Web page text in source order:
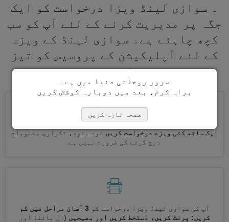
۔ سوازی لینڈ ویزا درخواست کو ایک
جگہ پر مدیریت کرنے کے لئے آپ کو سب
کچھ چاہئے ہے۔ سوازی لینڈ کے ویزہ
کے لئے آپلیکیشن کے پروسیس کو تیز
کریں۔
ایک ساتھ کئی ویزے درخواست کریںخود بخود، تکراری معلومات
درج کرنے کی ضرورت نہیں ہے
آپ کی سوازی لینڈ ویزا درخواست کو
3 آسان مراحل میں کم
کریں: پرنٹ کریں، دستخط کریں اور بھیجیں (ان بائنڈ اور
سرور روحانی دنیا میں ہے۔
براہ کرم، بعد میں دوبارہ کوشش کریں
صفحہ تازہ کریں